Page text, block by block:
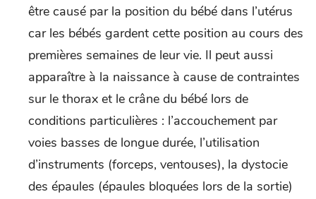
être causé par la position du bébé dans l’utérus
car les bébés gardent cette position au cours des
premières semaines de leur vie. Il peut aussi
apparaître à la naissance à cause de contraintes
sur le thorax et le crâne du bébé lors de
conditions particulières : l’accouchement par
voies basses de longue durée, l’utilisation
d’instruments (forceps, ventouses), la dystocie
des épaules (épaules bloquées lors de la sortie)